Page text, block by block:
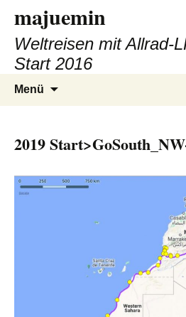
Inhalt
springen
majuemin
Weltreisen mit Allrad-
Start 2016
Menü
2019